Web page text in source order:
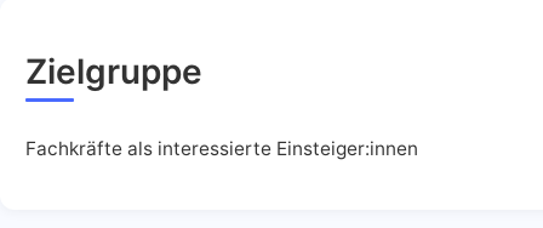
Zielgruppe
Fachkräfte als interessierte Einsteiger:innen